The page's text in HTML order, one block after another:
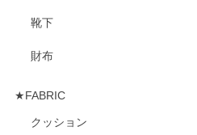
靴下
財布
★FABRIC
クッション